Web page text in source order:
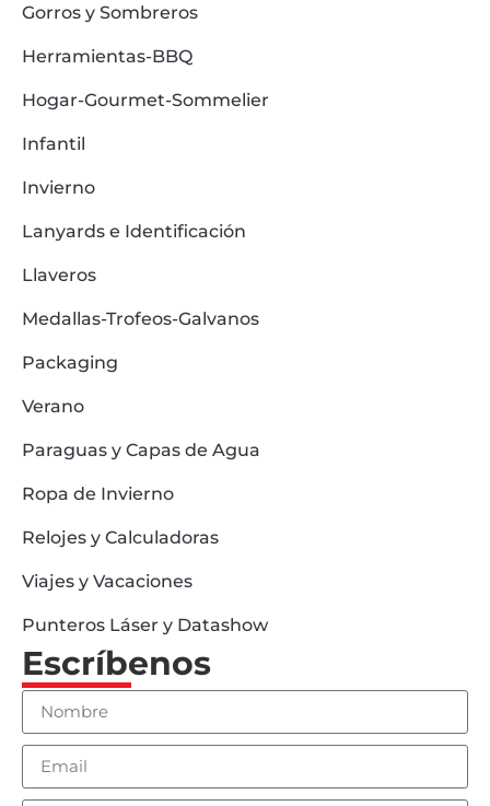
Gorros y Sombreros
Herramientas-BBQ
Hogar-Gourmet-Sommelier
Infantil
Invierno
Lanyards e Identificación
Llaveros
Medallas-Trofeos-Galvanos
Packaging
Verano
Paraguas y Capas de Agua
Ropa de Invierno
Relojes y Calculadoras
Viajes y Vacaciones
Punteros Láser y Datashow
Escríbenos